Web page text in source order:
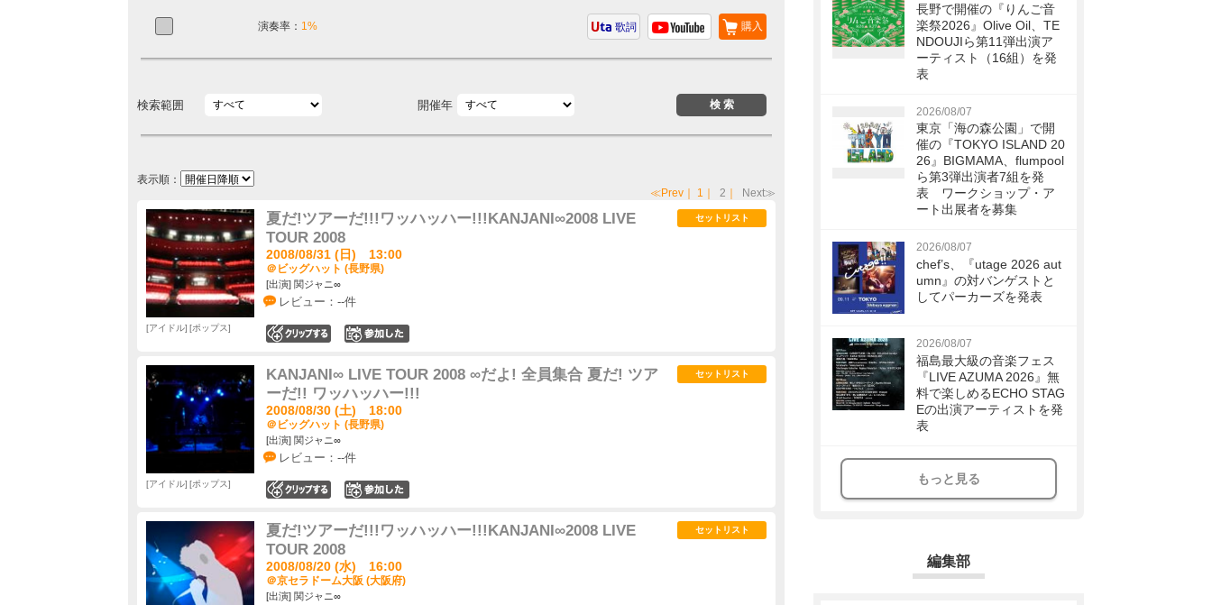
演奏率： 1% 購入
歌詞
検索範囲 開催年
表示順：
≪Prev ｜ 1 ｜ 2 ｜ Next≫
夏だ!ツアーだ!!!ワッハッハー!!!KANJANI∞2008 LIVE
TOUR 2008
2008/08/31 (日) 13:00
＠ビッグハット (長野県)
[出演] 関ジャニ∞
レビュー：--件
セットリスト
アイドル ポップス
KANJANI∞ LIVE TOUR 2008 ∞だよ! 全員集合 夏だ! ツア
ーだ!! ワッハッハー!!!
2008/08/30 (土) 18:00
＠ビッグハット (長野県)
[出演] 関ジャニ∞
レビュー：--件
セットリスト
アイドル ポップス
夏だ!ツアーだ!!!ワッハッハー!!!KANJANI∞2008 LIVE
TOUR 2008
2008/08/20 (水) 16:00
＠京セラドーム大阪 (大阪府)
[出演] 関ジャニ∞
セットリスト
長野で開催の『りんご音
楽祭2026』Olive Oil、TE
NDOUJIら第11弾出演ア
ーティスト（16組）を発
表
2026/08/07
東京「海の森公園」で開
催の『TOKYO ISLAND 20
26』BIGMAMA、flumpool
ら第3弾出演者7組を発
表 ワークショップ・ア
ート出展者を募集
2026/08/07
chef’s、『utage 2026 aut
umn』の対バンゲストと
してパーカーズを発表
2026/08/07
福島最大級の音楽フェス
『LIVE AZUMA 2026』無
料で楽しめるECHO STAG
Eの出演アーティストを発
表
もっと見る
編集部